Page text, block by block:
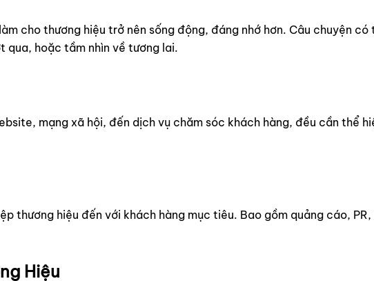
cho thương hiệu trở nên sống động, đáng nhớ hơn. Câu chuyện có
qua, hoặc tầm nhìn về tương lai.
mạng xã hội, đến dịch vụ chăm sóc khách hàng, đều cần thể
thương hiệu đến với khách hàng mục tiêu. Bao gồm quảng cáo, PR,
Hiệu